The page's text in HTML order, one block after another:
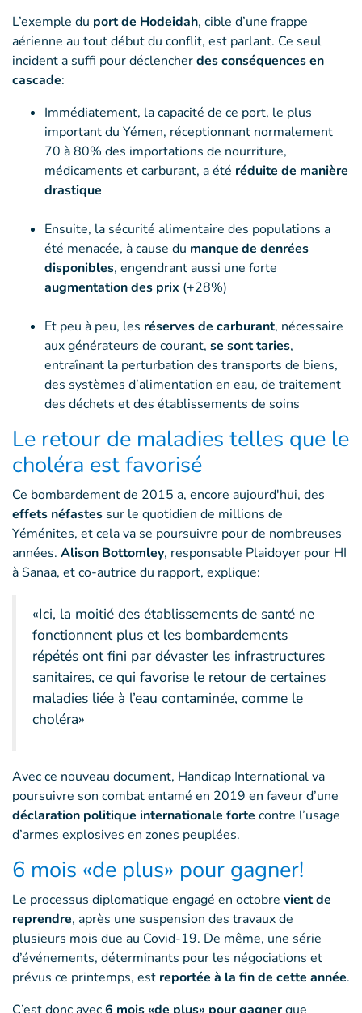
L’exemple du port de Hodeidah, cible d’une frappe
aérienne au tout début du conflit, est parlant. Ce seul
incident a suffi pour déclencherdes conséquences en
cascade:
Immédiatement, la capacité de ce port, le plus
important du Yémen, réceptionnant normalement
70 à 80% des importations de nourriture,
médicaments et carburant, a été réduite de manière
drastique
Ensuite, la sécurité alimentaire des populations a
été menacée, à cause du manque de denrées
disponibles, engendrant aussi une forte
augmentation des prix (+28%)
Et peu à peu, les réserves de carburant, nécessaire
aux générateurs de courant, se sont taries,
entraînant la perturbation des transports de biens,
des systèmes d’alimentation en eau, de traitement
des déchets et des établissements de soins
Le retour de maladies telles que le
choléra est favorisé
Ce bombardement de 2015 a, encore aujourd'hui, des
effets néfastes sur le quotidien de millions de
Yéménites, et cela va se poursuivre pour de nombreuses
années. Alison Bottomley, responsable Plaidoyer pour HI
à Sanaa, et co-autrice du rapport, explique:
«Ici, la moitié des établissements de santé ne
fonctionnent plus et les bombardements
répétés ont fini par dévaster les infrastructures
sanitaires, ce qui favorise le retour de certaines
maladies liée à l’eau contaminée, comme le
choléra»
Avec ce nouveau document, Handicap International va
poursuivre son combat entamé en 2019 en faveur d’une
déclaration politique internationale forte contre l’usage
d’armes explosives en zones peuplées.
6 mois «de plus» pour gagner!
Le processus diplomatique engagé en octobre vient de
reprendre, après une suspension des travaux de
plusieurs mois due au Covid-19. De même, une série
d’événements, déterminants pour les négociations et
prévus ce printemps, est reportée à la fin de cette année.